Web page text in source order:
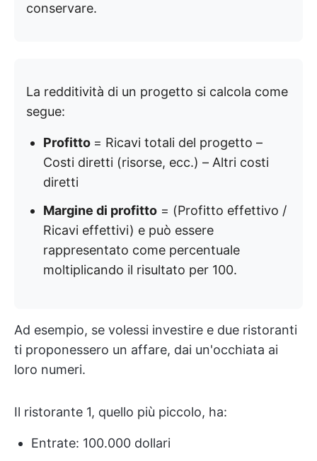
conservare.
La redditività di un progetto si calcola come
segue:
Profitto = Ricavi totali del progetto –
Costi diretti (risorse, ecc.) – Altri costi
diretti
Margine di profitto = (Profitto effettivo /
Ricavi effettivi) e può essere
rappresentato come percentuale
moltiplicando il risultato per 100.
Ad esempio, se volessi investire e due ristoranti
ti proponessero un affare, dai un'occhiata ai
loro numeri.
Il ristorante 1, quello più piccolo, ha:
Entrate: 100.000 dollari